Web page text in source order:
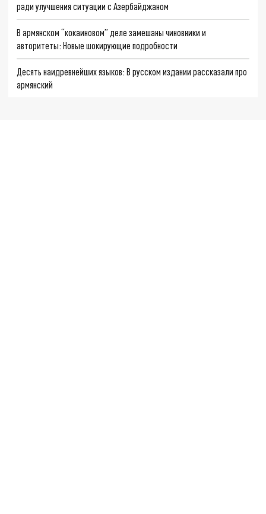
ради улучшения ситуации с Азербайджаном
В армянском “кокаиновом” деле замешаны чиновники и
авторитеты: Новые шокирующие подробности
Десять наидревнейших языков: В русском издании рассказали про
армянский